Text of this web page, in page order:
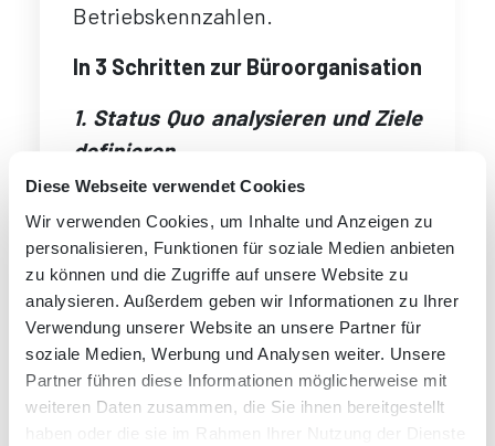
Diese Webseite verwendet Cookies
Wir verwenden Cookies, um Inhalte und Anzeigen zu
personalisieren, Funktionen für soziale Medien anbieten
zu können und die Zugriffe auf unsere Website zu
analysieren. Außerdem geben wir Informationen zu Ihrer
Verwendung unserer Website an unsere Partner für
soziale Medien, Werbung und Analysen weiter. Unsere
Partner führen diese Informationen möglicherweise mit
weiteren Daten zusammen, die Sie ihnen bereitgestellt
Betriebskennzahlen.
In 3 Schritten zur Büroorganisation
1. Status Quo analysieren und Ziele
definieren
Verschaffen Sie sich einen
Überblick über den Status Quo
Ihrer Büro-Situation und
Organisation!
Machen Sie sich Gedanken, was
Sie verändern möchten:
welche Bereiche bzw. Abläufe